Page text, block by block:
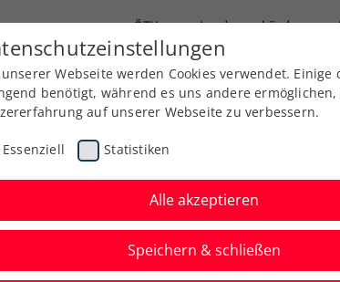
ÖTV Landesverbände
Ausbildung Services Über uns
Webseite werden Cookies verwendet. Einige
benötigt, während es uns andere
auf unserer Webseite zu verbessern.
Essenziell Statistiken
Alle akzeptieren
Speichern & schließen